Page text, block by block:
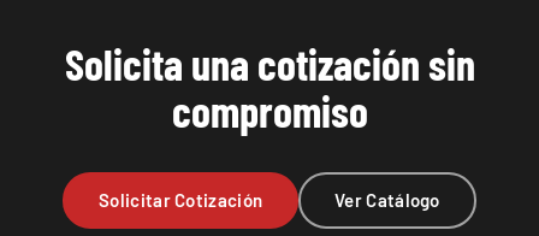
Solicita una cotización sin
compromiso
Solicitar Cotización Ver Catálogo